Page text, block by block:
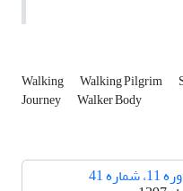
Walking Walking Pilgrim
Journey Walker Body
شماره 41